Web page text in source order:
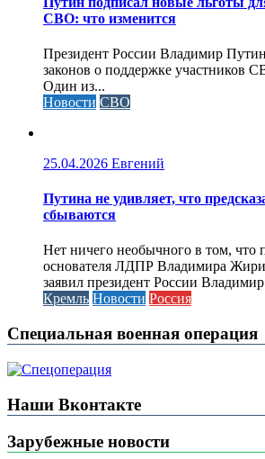
СВО: что изменится
Президент России Владимир
законов о поддержке участников
Один из...
Новости СВО
25.04.2026 Евгений
Путина не удивляет, что
сбываются
Нет ничего необычного в том, что
основателя ЛДПР Владимира
заявил президент России
Кремль Новости Россия
Специальная военная операция
Наши Вконтакте
Зарубежные новости